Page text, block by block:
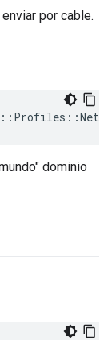
por cable.
:: Profiles ::
dominio